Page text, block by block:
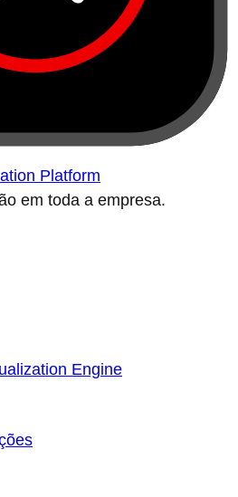
Platform
em toda a empresa.
Engine